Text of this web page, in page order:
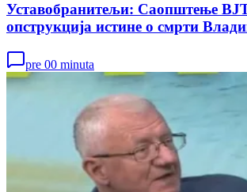
Уставобранитељи: Саопштење
опструкција истине о смрти
pre 00 minuta